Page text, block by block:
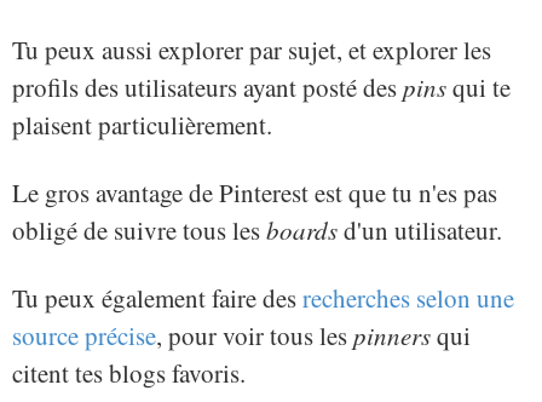
Tu peux aussi explorer par sujet, et explorer les
profils des utilisateurs ayant posté des pinsqui te
plaisent particulièrement.
Le gros avantage de Pinterest est que tu n'es pas
obligé de suivre tous lesboardsd'un utilisateur.
Tu peux également faire desrecherches selon une
source précise, pour voir tous lespinnersqui
citent tes blogs favoris.